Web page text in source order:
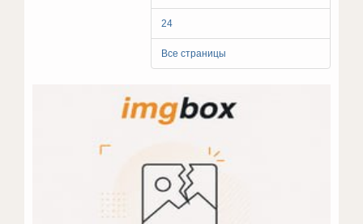
24
Все страницы